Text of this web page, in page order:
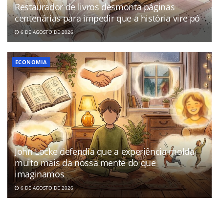
Restaurador de livros desmonta páginas
centenárias para impedir que a história vire pó
6 DE AGOSTO DE 2026
ECONOMIA
John Locke defendia que a experiência molda
muito mais da nossa mente do que
imaginamos
6 DE AGOSTO DE 2026